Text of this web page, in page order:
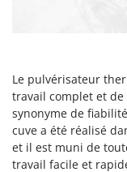
H
Haches -
Hachoirs à
Herses à
Herses
Effeuno
Einhell
Elegen
Energy Gruppi
Le pulvérisateur
travail complet et de
synonyme de
cuve a été réalisé
et il est muni de
travail facile et